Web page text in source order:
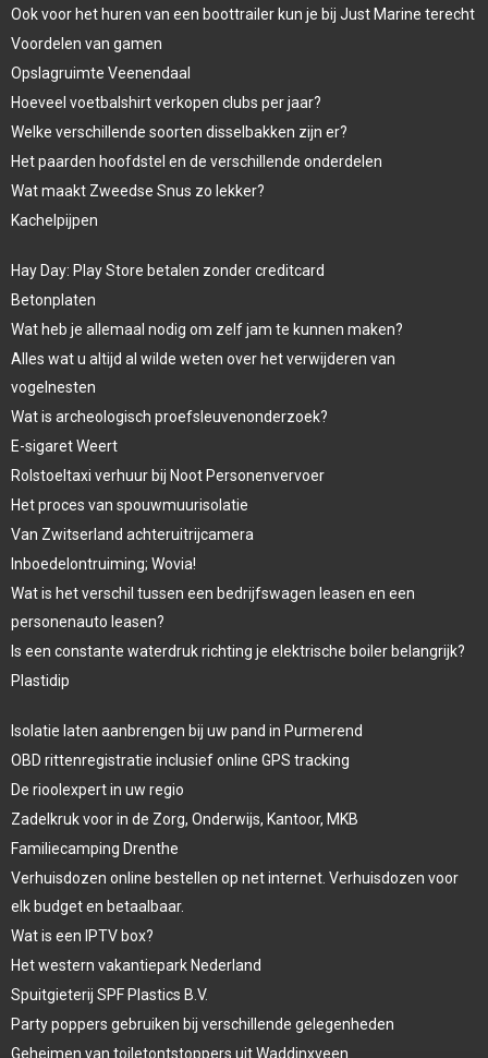
Ook voor het huren van een boottrailer kun je bij Just Marine terecht
Voordelen van gamen
Opslagruimte Veenendaal
Hoeveel voetbalshirt verkopen clubs per jaar?
Welke verschillende soorten disselbakken zijn er?
Het paarden hoofdstel en de verschillende onderdelen
Wat maakt Zweedse Snus zo lekker?
Kachelpijpen
Hay Day: Play Store betalen zonder creditcard
Betonplaten
Wat heb je allemaal nodig om zelf jam te kunnen maken?
Alles wat u altijd al wilde weten over het verwijderen van
vogelnesten
Wat is archeologisch proefsleuvenonderzoek?
E-sigaret Weert
Rolstoeltaxi verhuur bij Noot Personenvervoer
Het proces van spouwmuurisolatie
Van Zwitserland achteruitrijcamera
Inboedelontruiming; Wovia!
Wat is het verschil tussen een bedrijfswagen leasen en een
personenauto leasen?
Is een constante waterdruk richting je elektrische boiler belangrijk?
Plastidip
Isolatie laten aanbrengen bij uw pand in Purmerend
OBD rittenregistratie inclusief online GPS tracking
De rioolexpert in uw regio
Zadelkruk voor in de Zorg, Onderwijs, Kantoor, MKB
Familiecamping Drenthe
Verhuisdozen online bestellen op net internet. Verhuisdozen voor
elk budget en betaalbaar.
Wat is een IPTV box?
Het western vakantiepark Nederland
Spuitgieterij SPF Plastics B.V.
Party poppers gebruiken bij verschillende gelegenheden
Geheimen van toiletontstoppers uit Waddinxveen